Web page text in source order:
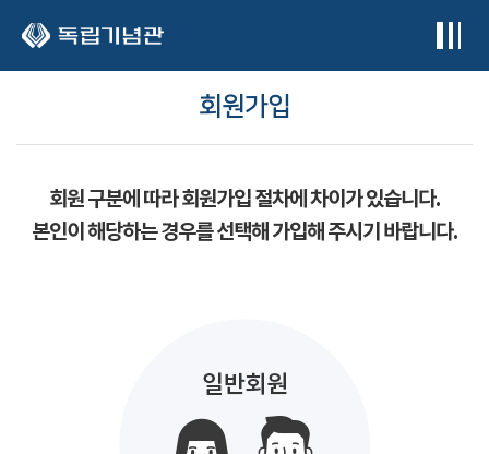
회원가입
회원 구분에 따라 회원가입 절차에 차이가 있습니다.
본인이 해당하는 경우를 선택해 가입해 주시기 바랍니다.